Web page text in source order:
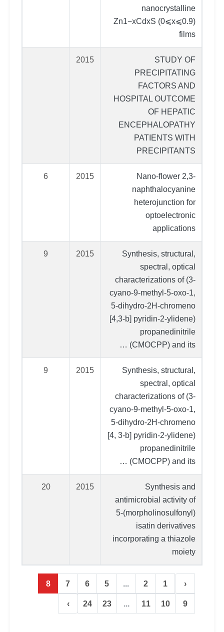
nanocrystalline
Zn1−xCdxS (0⩽x⩽0.9)
films
STUDY OF
PRECIPITATING
FACTORS AND
HOSPITAL OUTCOME
OF HEPATIC
ENCEPHALOPATHY
PATIENTS WITH
PRECIPITANTS
2015
Nano-flower 2,3-
naphthalocyanine
heterojunction for
optoelectronic
applications
2015
6
Synthesis, structural,
spectral, optical
characterizations of (3-
cyano-9-methyl-5-oxo-1,
5-dihydro-2H-chromeno
[4,3-b] pyridin-2-ylidene)
propanedinitrile
(CMOCPP) and its …
2015
9
Synthesis, structural,
spectral, optical
characterizations of (3-
cyano-9-methyl-5-oxo-1,
5-dihydro-2H-chromeno
[4, 3-b] pyridin-2-ylidene)
propanedinitrile
(CMOCPP) and its …
2015
9
Synthesis and
antimicrobial activity of
5-(morpholinosulfonyl)
isatin derivatives
incorporating a thiazole
moiety
2015
20
‹
1
2
...
5
6
7
8
9
10
11
...
23
24
›